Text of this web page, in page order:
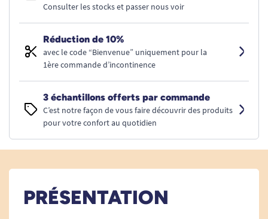
Consulter les stocks et passer nous voir
Réduction de 10%
avec le code “Bienvenue” uniquement pour la
1ère commande d’incontinence
3 échantillons offerts par commande
C’est notre façon de vous faire découvrir des produits
pour votre confort au quotidien
PRÉSENTATION